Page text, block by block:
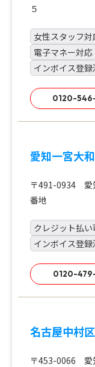
５
女性スタッフ対
電子マネー対応
インボイス登録
0120-
愛知一宮大
〒491-0934 愛
番地
クレジット払い
インボイス登録
0120-
名古屋中村
〒453-0066 愛